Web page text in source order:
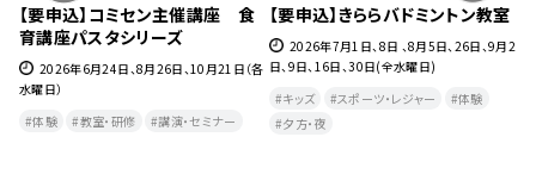
【要申込】コミセン主催講座 食
育講座パスタシリーズ
2026年6月24日、8月26日、10月21日（各
水曜日）
体験
教室・研修 講演・セミナー
【要申込】きららバドミントン教室
2026年7月1日、8日 、8月5日、26日、9月2
日、9日、16日、30日(全水曜日)
キッズ
スポーツ・レジャー
体験
夕方・夜​